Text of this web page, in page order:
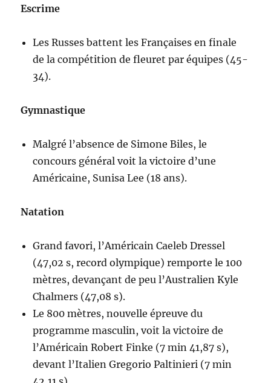
Escrime
Les Russes battent les Françaises en finale
de la compétition de fleuret par équipes (45-
34).
Gymnastique
Malgré l’absence de Simone Biles, le
concours général voit la victoire d’une
Américaine, Sunisa Lee (18 ans).
Natation
Grand favori, l’Américain Caeleb Dressel
(47,02 s, record olympique) remporte le 100
mètres, devançant de peu l’Australien Kyle
Chalmers (47,08 s).
Le 800 mètres, nouvelle épreuve du
programme masculin, voit la victoire de
l’Américain Robert Finke (7 min 41,87 s),
devant l’Italien Gregorio Paltinieri (7 min